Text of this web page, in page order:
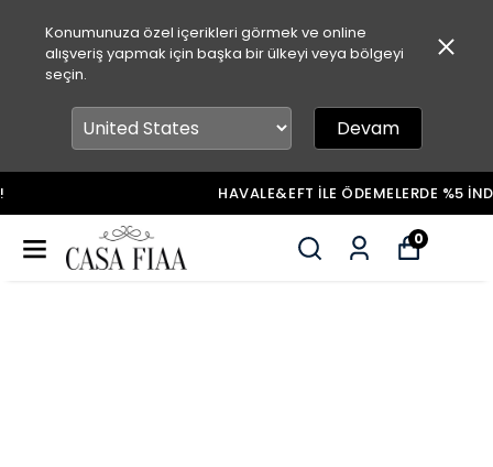
Konumunuza özel içerikleri görmek ve online
alışveriş yapmak için başka bir ülkeyi veya bölgeyi
seçin.
Devam
HAVALE&EFT İLE ÖDEMELERDE %5 İNDİRİM!
0